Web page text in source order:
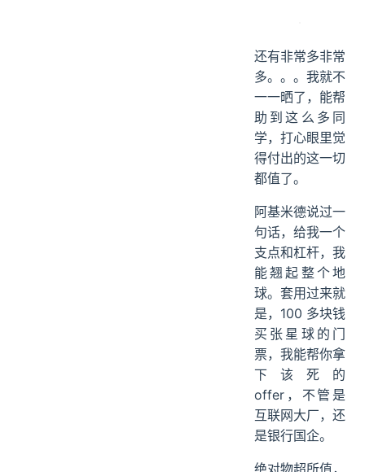
还有非常多非常
多。。。我就不
一一晒了，能帮
助到这么多同
学，打心眼里觉
得付出的这一切
都值了。
阿基米德说过一
句话，给我一个
支点和杠杆，我
能翘起整个地
球。套用过来就
是，100 多块钱
买张星球的门
票，我能帮你拿
下该死的
offer，不管是
互联网大厂，还